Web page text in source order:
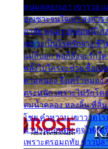
หนุ่มหลอกเอา เขารวย
ออเซาะจนใจเบา สงสา
อาลัย หนุ่มรูปหล่อหนีไก
เพราะเป็นโรครักจาง ชี
แม่ก็บอก พ่อก็สั่งจะรักใ
พลั้งไปใครจะช่วย ซื้อเป
ตามสนอง จึงเศร้าหมอง
ตระหนัก เพราะไม่รักโ
ตมน้ำคลอง หลงลิ้น ที่สิ้น
โชย คำหวาน เขาวาดโ
มาบานก่อนตูม ดุจไฟสุม
เพราะตรอมฤทัย ข้าวปล